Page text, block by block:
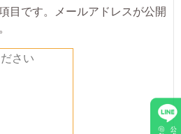
目です。メールアドレスが公開